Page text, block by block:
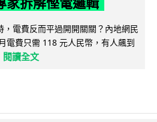
電費反而平過開開關關？內地網民
電費只需 118 元人民幣，有人飆到
閱讀全文